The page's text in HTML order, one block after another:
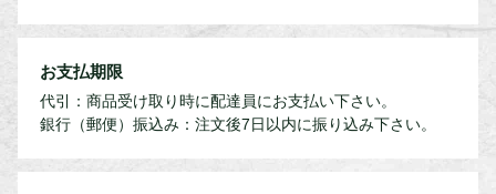
お支払期限
代引：商品受け取り時に配達員にお支払い下さい。
銀行（郵便）振込み：注文後7日以内に振り込み下さい。